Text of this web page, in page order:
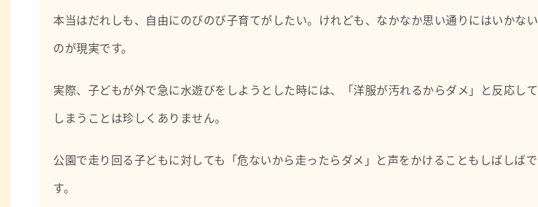
本当はだれしも、自由にのびのび子育てがしたい。けれども、なかなか思い通りにはいかない
のが現実です。
実際、子どもが外で急に水遊びをしようとした時には、「洋服が汚れるからダメ」と反応して
しまうことは珍しくありません。
公園で走り回る子どもに対しても「危ないから走ったらダメ」と声をかけることもしばしばで
す。